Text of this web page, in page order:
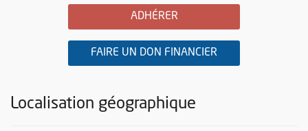
ADHÉRERA L'ASSOCIATION ECO
, OUVRE UNE NOUVELLE
FAIRE UN DON FINANCIER
Localisation géographique